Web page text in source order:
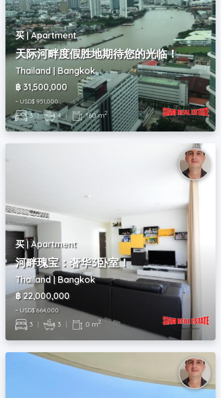
买 | Apartment
天际河畔度假胜地期待您的光临！
Thailand | Bangkok
฿ 31,500,000
~ USD$ 951,000
3 | 4 | 160 m2
买 | Apartment
河畔瑰宝：奢华3卧室！
Thailand | Bangkok
฿ 22,000,000
~ USD$ 664,000
3 | 3 | 0 m2